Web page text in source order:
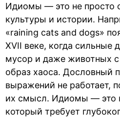
Идиомы — это не просто
культуры и истории.
«raining cats and dogs»
XVII веке, когда
мусор и даже животных с
образ хаоса. Дословный
выражений не работает,
их смысл. Идиомы — это
который требует